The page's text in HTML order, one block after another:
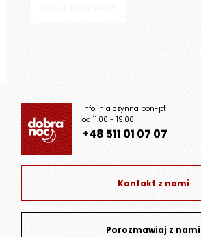
Infolinia czynna pon-pt
od 11.00 - 19.00
+48 511 01 07 07
Kontakt z nami
Porozmawiaj z nami